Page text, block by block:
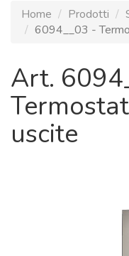
Home Prodotti
6094__03 -
Art.
uscite